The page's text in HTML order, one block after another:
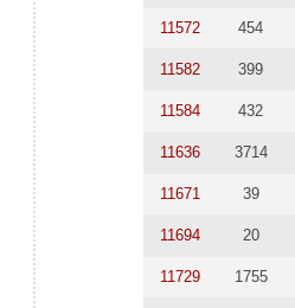
11572 454
11582 399
11584 432
11636 3714
11671 39
11694 20
11729 1755